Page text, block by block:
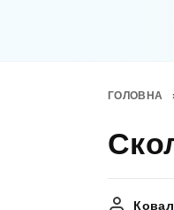
ГОЛОВНА